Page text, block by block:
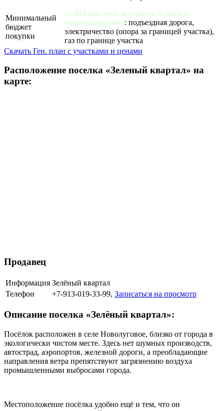
Минимальный
бюджет
покупки
от 684 тыс. руб. за участок 9 соток с
коммуникациями: подъездная дорога,
электричество (опора за границей участка),
газ по границе участка
Скачать Ген. план с участками и ценами
Расположение поселка «Зеленый квартал» на
карте:
Продавец
Информация Зелёный квартал
Телефон
+7-913-019-33-99, Записаться на просмотр
Описание поселка «Зелёный квартал»:
Посёлок расположен в селе Новолуговое, близко от города в
экологически чистом месте. Здесь нет шумных производств,
автострад, аэропортов, железной дороги, а преобладающие
направления ветра препятствуют загрязнению воздуха
промышленными выбросами города.
Местоположение посёлка удобно ещё и тем, что он